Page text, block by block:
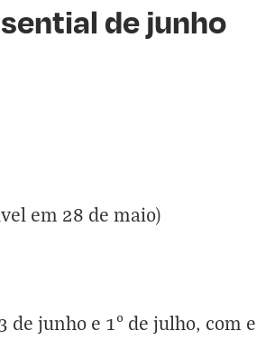
de junho
em 28 de maio)
de junho e 1º de julho, com